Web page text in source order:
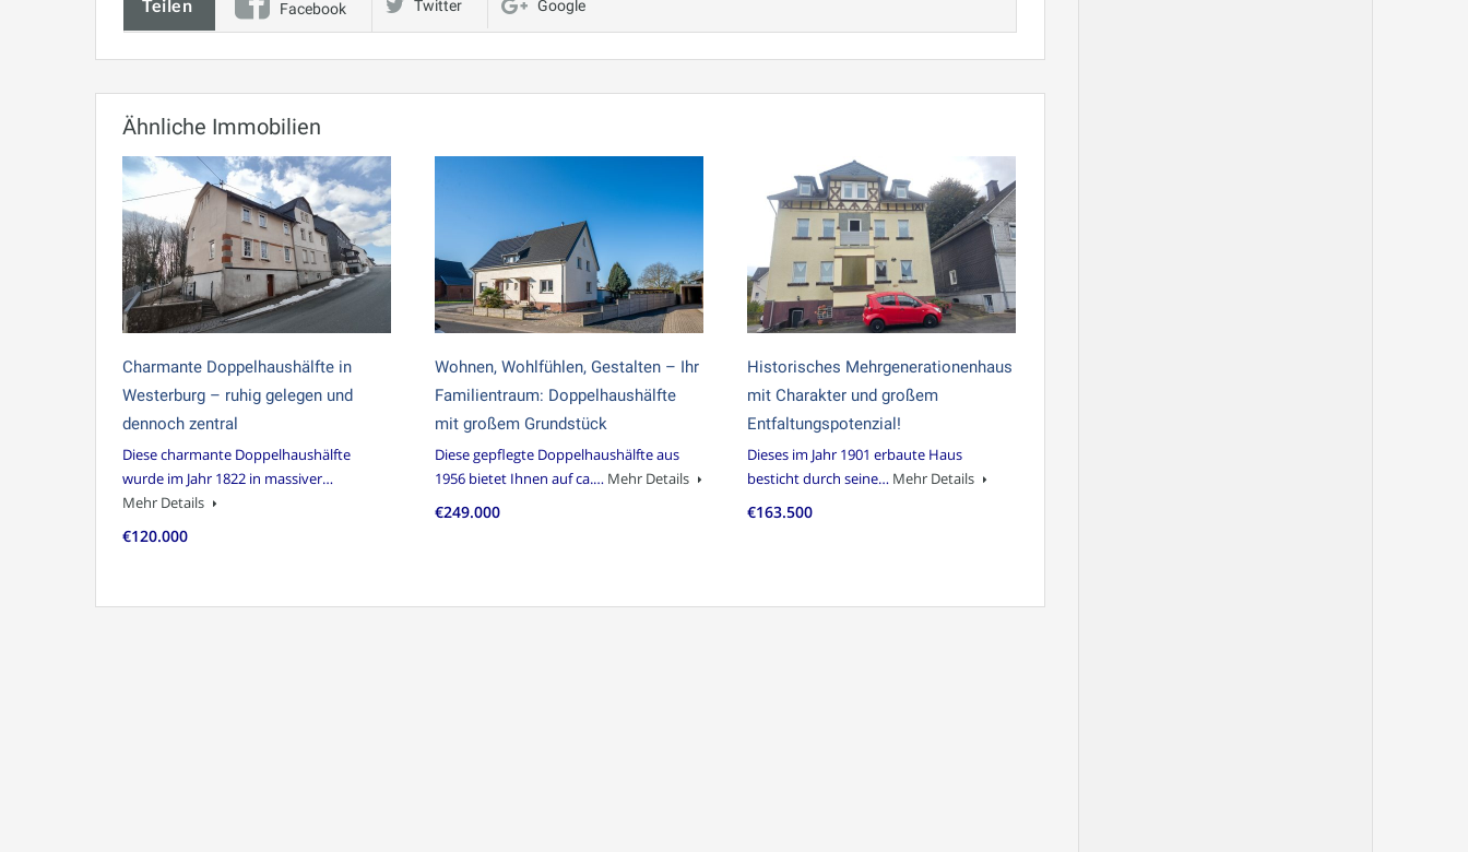
Teilen Facebook Twitter Google
Ähnliche Immobilien
Charmante Doppelhaushälfte in
Westerburg – ruhig gelegen und
dennoch zentral
Diese charmante Doppelhaushälfte
wurde im Jahr 1822 in massiver…
Mehr Details
€120.000
Wohnen, Wohlfühlen, Gestalten – Ihr
Familientraum: Doppelhaushälfte
mit großem Grundstück
Diese gepflegte Doppelhaushälfte aus
1956 bietet Ihnen auf ca.… Mehr Details
€249.000
Historisches Mehrgenerationenhaus
mit Charakter und großem
Entfaltungspotenzial!
Dieses im Jahr 1901 erbaute Haus
besticht durch seine… Mehr Details
€163.500